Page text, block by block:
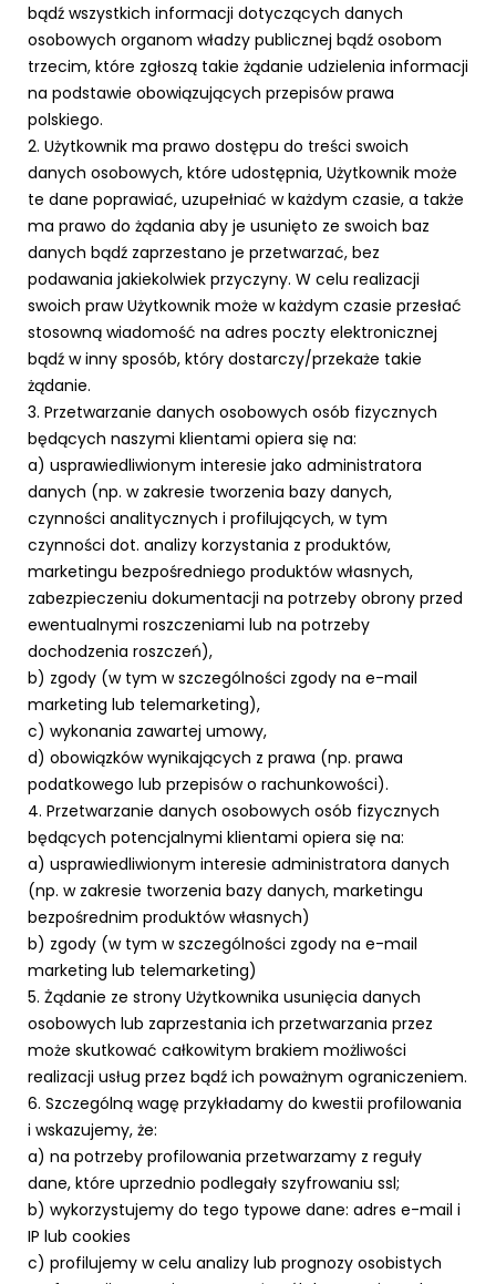
bądź wszystkich informacji dotyczących danych
osobowych organom władzy publicznej bądź osobom
trzecim, które zgłoszą takie żądanie udzielenia informacji
na podstawie obowiązujących przepisów prawa
polskiego.
2. Użytkownik ma prawo dostępu do treści swoich
danych osobowych, które udostępnia, Użytkownik może
te dane poprawiać, uzupełniać w każdym czasie, a także
ma prawo do żądania aby je usunięto ze swoich baz
danych bądź zaprzestano je przetwarzać, bez
podawania jakiekolwiek przyczyny. W celu realizacji
swoich praw Użytkownik może w każdym czasie przesłać
stosowną wiadomość na adres poczty elektronicznej
bądź w inny sposób, który dostarczy/przekaże takie
żądanie.
3. Przetwarzanie danych osobowych osób fizycznych
będących naszymi klientami opiera się na:
a) usprawiedliwionym interesie jako administratora
danych (np. w zakresie tworzenia bazy danych,
czynności analitycznych i profilujących, w tym
czynności dot. analizy korzystania z produktów,
marketingu bezpośredniego produktów własnych,
zabezpieczeniu dokumentacji na potrzeby obrony przed
ewentualnymi roszczeniami lub na potrzeby
dochodzenia roszczeń),
b) zgody (w tym w szczególności zgody na e-mail
marketing lub telemarketing),
c) wykonania zawartej umowy,
d) obowiązków wynikających z prawa (np. prawa
podatkowego lub przepisów o rachunkowości).
4. Przetwarzanie danych osobowych osób fizycznych
będących potencjalnymi klientami opiera się na:
a) usprawiedliwionym interesie administratora danych
(np. w zakresie tworzenia bazy danych, marketingu
bezpośrednim produktów własnych)
b) zgody (w tym w szczególności zgody na e-mail
marketing lub telemarketing)
5. Żądanie ze strony Użytkownika usunięcia danych
osobowych lub zaprzestania ich przetwarzania przez
może skutkować całkowitym brakiem możliwości
realizacji usług przez bądź ich poważnym ograniczeniem.
6. Szczególną wagę przykładamy do kwestii profilowania
i wskazujemy, że:
a) na potrzeby profilowania przetwarzamy z reguły
dane, które uprzednio podlegały szyfrowaniu ssl;
b) wykorzystujemy do tego typowe dane: adres e-mail i
IP lub cookies
c) profilujemy w celu analizy lub prognozy osobistych